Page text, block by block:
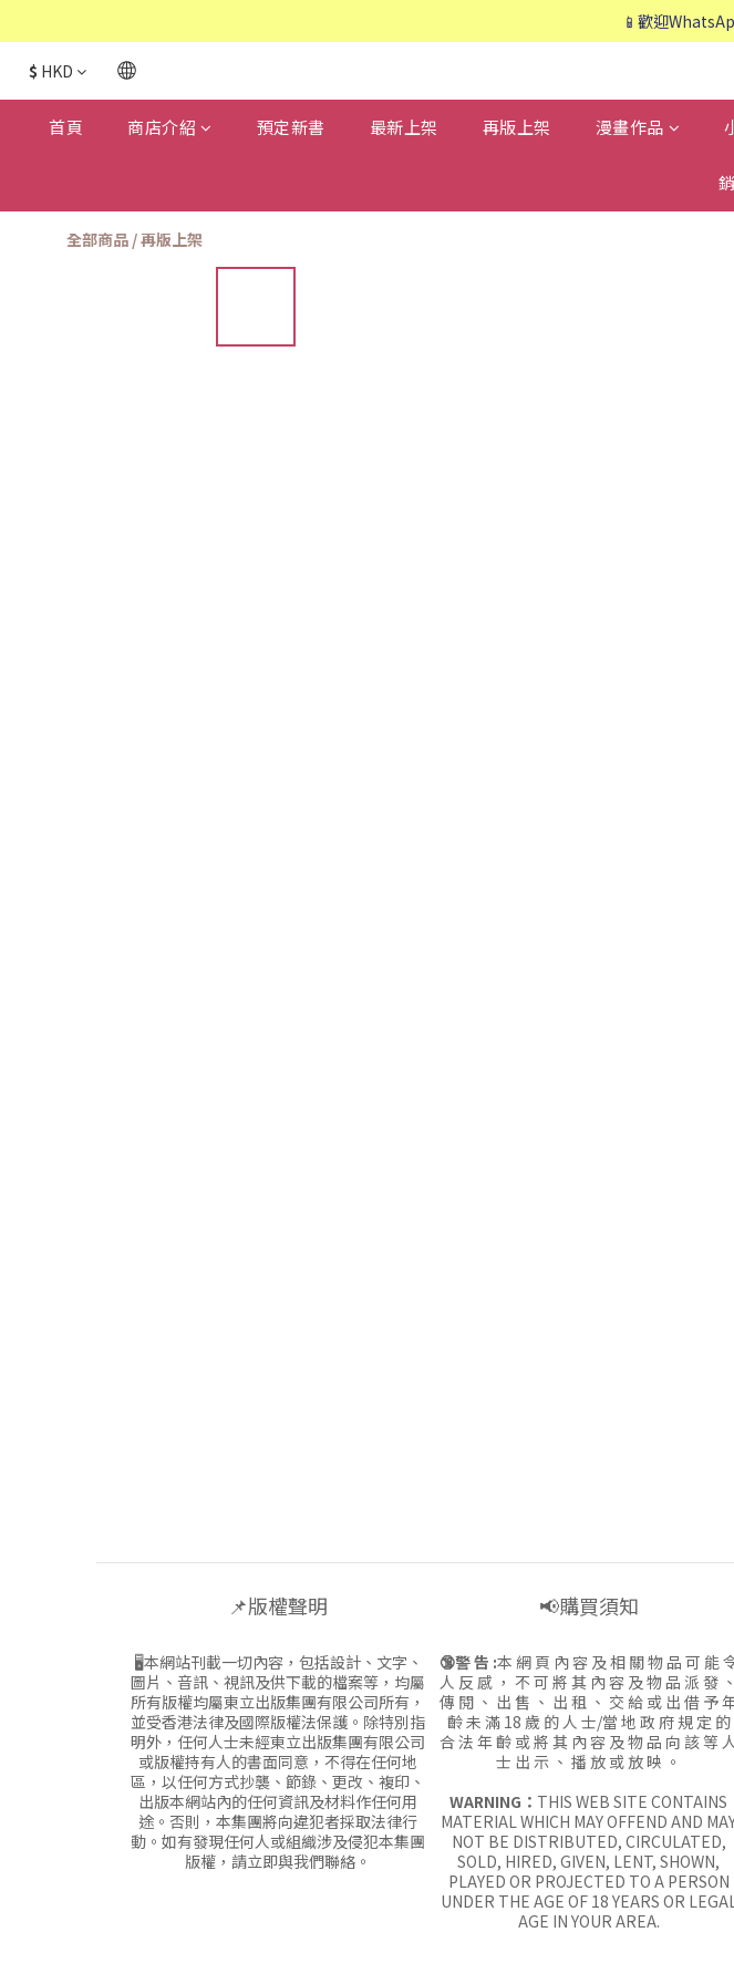
📱歡迎
📱歡迎
❤️會員專享：🛍購物
📱歡迎
$ HKD
首頁 商店介紹 預定新書 最新上架 再版上架 漫畫作品
全部商品 /再版上架
📌版權聲明
🖥本網站刊載一切內容，包括設計、文字、
圖片、音訊、視訊及供下載的檔案等，均屬
所有版權均屬東立出版集團有限公司所有，
並受香港法律及國際版權法保護。除特別指
明外，任何人士未經東立出版集團有限公司
或版權持有人的書面同意，不得在任何地
區，以任何方式抄襲、節錄、更改、複印、
出版本網站內的任何資訊及材料作任何用
途。否則，本集團將向違犯者採取法律行
動。如有發現任何人或組織涉及侵犯本集團
版權，請立即與我們聯絡。
📢購買須知
🔞警 告 :本 網 頁 內 容 及 相 關 物 品 可 能
人 反 感 ， 不 可 將 其 內 容 及 物 品 派 發 、
傳 閱 、 出 售 、 出 租 、 交 給 或 出 借 予
齡 未 滿 18 歲 的 人 士/當 地 政 府 規 定 的
合 法 年 齡 或 將 其 內 容 及 物 品 向 該 等
士 出 示 、 播 放 或 放 映 。
WARNING： THIS WEB SITE CONTAINS
MATERIAL WHICH MAY OFFEND AND
NOT BE DISTRIBUTED, CIRCULATED,
SOLD, HIRED, GIVEN, LENT, SHOWN,
PLAYED OR PROJECTED TO A PERSON
UNDER THE AGE OF 18 YEARS OR
AGE IN YOUR AREA.